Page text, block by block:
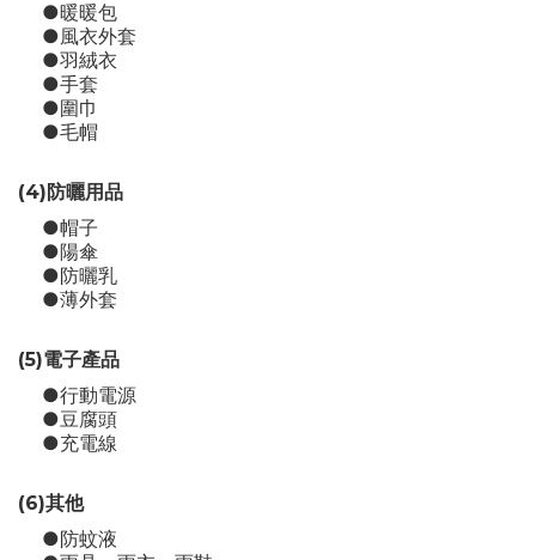
●暖暖包
●風衣外套
●羽絨衣
●手套
●圍巾
●毛帽
(4)防曬用品
●帽子
●陽傘
●防曬乳
●薄外套
(5)電子產品
●行動電源
●豆腐頭
●充電線
(6)其他
●防蚊液